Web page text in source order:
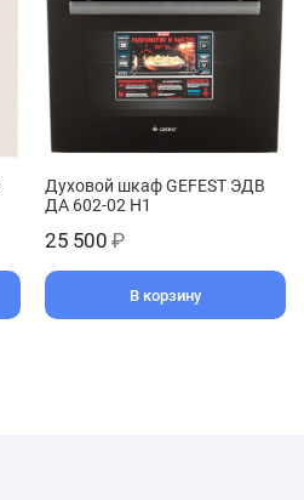
Духовой шкаф GEFEST ЭДВ
ДА 602-02 Н1
25 500 ₽
В корзину